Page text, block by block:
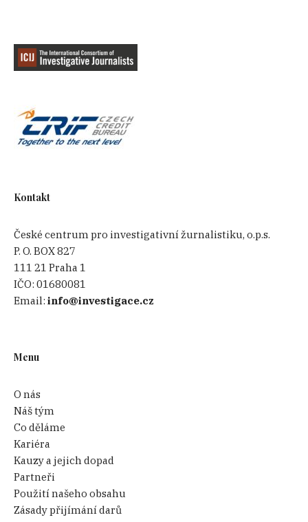
Kontakt
České centrum pro investigativní žurnalistiku, o.p.s.
P. O. BOX 827
111 21 Praha 1
IČO:01680081
Email:info@investigace.cz
Menu
O nás
Náš tým
Co děláme
Kariéra
Kauzy a jejich dopad
Partneři
Použití našeho obsahu
Zásady přijímání darů